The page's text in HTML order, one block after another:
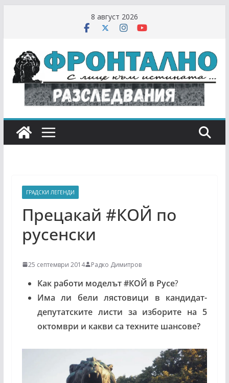
8 август 2026
ГРАДСКИ ЛЕГЕНДИ
Прецакай #КОЙ по
русенски
25 септември 2014 Радко Димитров
Как работи моделът #КОЙ в Русе?
Има ли бели лястовици в кандидат-
депутатските листи за изборите на 5
октомври и какви са техните шансове?